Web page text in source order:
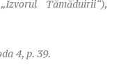
Tămăduirii“),
4, p. 39.